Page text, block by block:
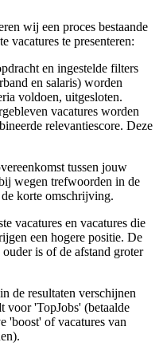
wij een proces bestaande
vacatures te presenteren:
en ingestelde filters
en salaris) worden
voldoen, uitgesloten.
vacatures worden
relevantiescore. Deze
tussen jouw
wegen trefwoorden in de
korte omschrijving.
vacatures en vacatures die
een hogere positie. De
ouder is of de afstand groter
de resultaten verschijnen
voor 'TopJobs' (betaalde
'boost' of vacatures van